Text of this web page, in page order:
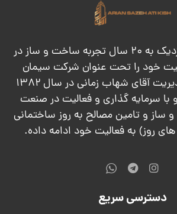
مجموعه آرین با نزدیک به ۲۰ سال تجربه ساخت و ساز در
خود را تحت عنوان شرکت سیمان
سهیل کیش با مدیریت آقای شهاب زمانی در سال ۱۳۸۲
و با سرمایه گذاری و فعالیت در صنعت
و تامین مصالح به روز ساختمانی
روز) به فعالیت خود ادامه داده.
دسترسی سریع